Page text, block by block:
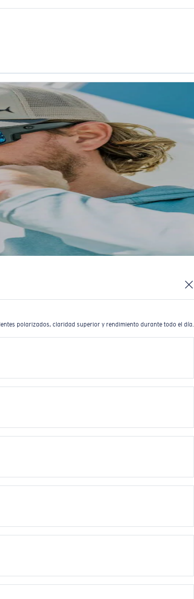
polarizados, claridad superior y rendimiento durante todo el día.